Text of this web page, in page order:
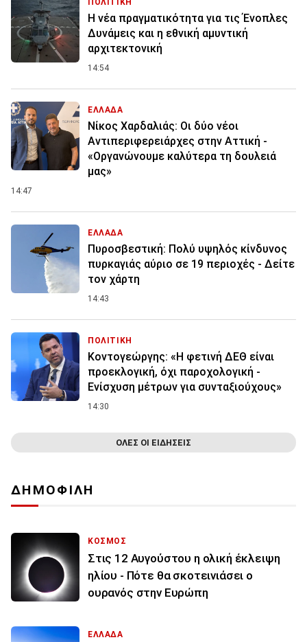
ΠΟΛΙΤΙΚΗ
Η νέα πραγματικότητα για τις Ένοπλες
Δυνάμεις και η εθνική αμυντική
αρχιτεκτονική
14:54
ΕΛΛΑΔΑ
Νίκος Χαρδαλιάς: Οι δύο νέοι
Αντιπεριφερειάρχες στην Αττική -
«Οργανώνουμε καλύτερα τη δουλειά
μας»
14:47
ΕΛΛΑΔΑ
Πυροσβεστική: Πολύ υψηλός κίνδυνος
πυρκαγιάς αύριο σε 19 περιοχές - Δείτε
τον χάρτη
14:43
ΠΟΛΙΤΙΚΗ
Κοντογεώργης: «Η φετινή ΔΕΘ είναι
προεκλογική, όχι παροχολογική -
Ενίσχυση μέτρων για συνταξιούχους»
14:30
ΟΛΕΣ ΟΙ ΕΙΔΗΣΕΙΣ
ΔΗΜΟΦΙΛΗ
ΚΟΣΜΟΣ
Στις 12 Αυγούστου η ολική έκλειψη
ηλίου - Πότε θα σκοτεινιάσει ο
ουρανός στην Ευρώπη
ΕΛΛΑΔΑ